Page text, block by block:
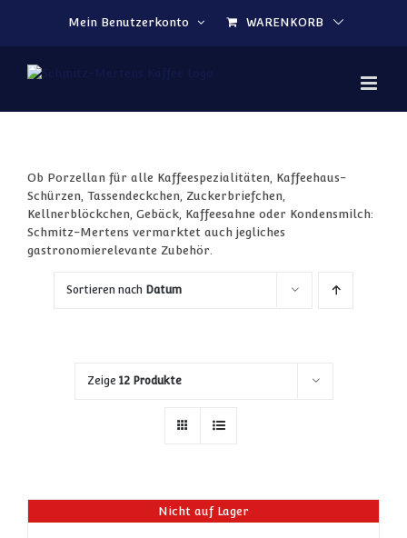
Mein Benutzerkonto
WARENKORB
Ob Porzellan für alle Kaffeespezialitäten, Kaffeehaus-
Schürzen, Tassendeckchen, Zuckerbriefchen,
Kellnerblöckchen, Gebäck, Kaffeesahne oder Kondensmilch:
Schmitz-Mertens vermarktet auch jegliches
gastronomierelevante Zubehör.
Sortieren nach Datum
Zeige 12 Produkte
Nicht auf Lager